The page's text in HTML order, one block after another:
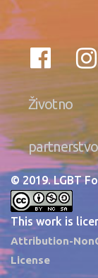
Životno
partnerstvo
© 2019. LGBT
This work is
Attribution-
License